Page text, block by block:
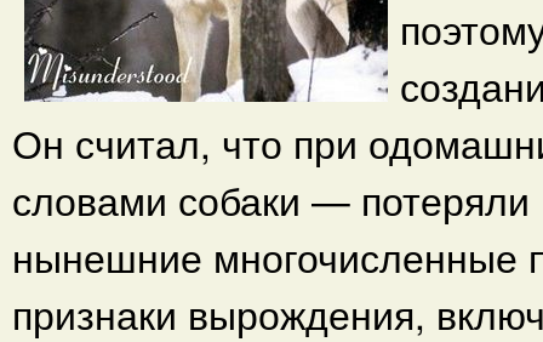
Он считал, что при
словами собаки —
нынешние многочисленные
признаки вырождения,